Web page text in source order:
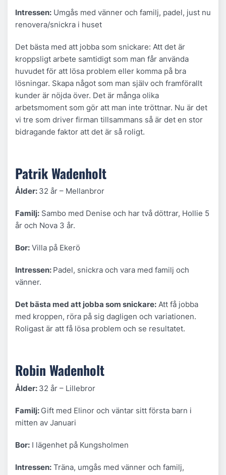
Intressen: Umgås med vänner och familj, padel, just nu
renovera/snickra i huset
Det bästa med att jobba som snickare: Att det är
kroppsligt arbete samtidigt som man får använda
huvudet för att lösa problem eller komma på bra
lösningar. Skapa något som man själv och framförallt
kunder är nöjda över. Det är många olika
arbetsmoment som gör att man inte tröttnar. Nu är det
vi tre som driver firman tillsammans så är det en stor
bidragande faktor att det är så roligt.
Patrik Wadenholt
Ålder: 32 år – Mellanbror
Familj: Sambo med Denise och har två döttrar, Hollie 5
år och Nova 3 år.
Bor: Villa på Ekerö
Intressen: Padel, snickra och vara med familj och
vänner.
Det bästa med att jobba som snickare: Att få jobba
med kroppen, röra på sig dagligen och variationen.
Roligast är att få lösa problem och se resultatet.
Robin Wadenholt
Ålder: 32 år – Lillebror
Familj: Gift med Elinor och väntar sitt första barn i
mitten av Januari
Bor: I lägenhet på Kungsholmen
Intressen: Träna, umgås med vänner och familj,